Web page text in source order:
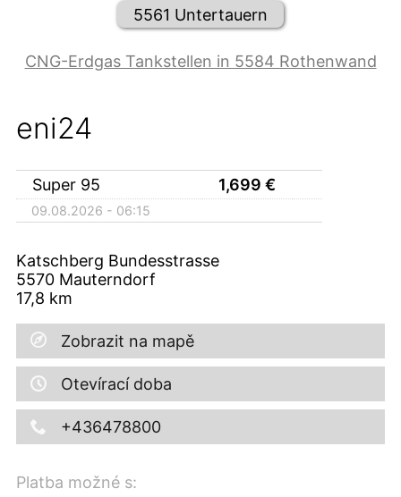
5561 Untertauern
CNG-Erdgas Tankstellen in 5584 Rothenwand
eni24
Super 95 1,699 €
09.08.2026 - 06:15
Katschberg Bundesstrasse
5570 Mauterndorf
17,8 km
Zobrazit na mapě
Otevírací doba
+436478800
Platba možné s: